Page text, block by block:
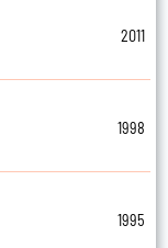
2011
1998
1995